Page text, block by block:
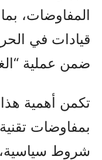
المفاوضات،
قيادات في
ضمن عملية
تكمن أهمية
بمفاوضات
شروط